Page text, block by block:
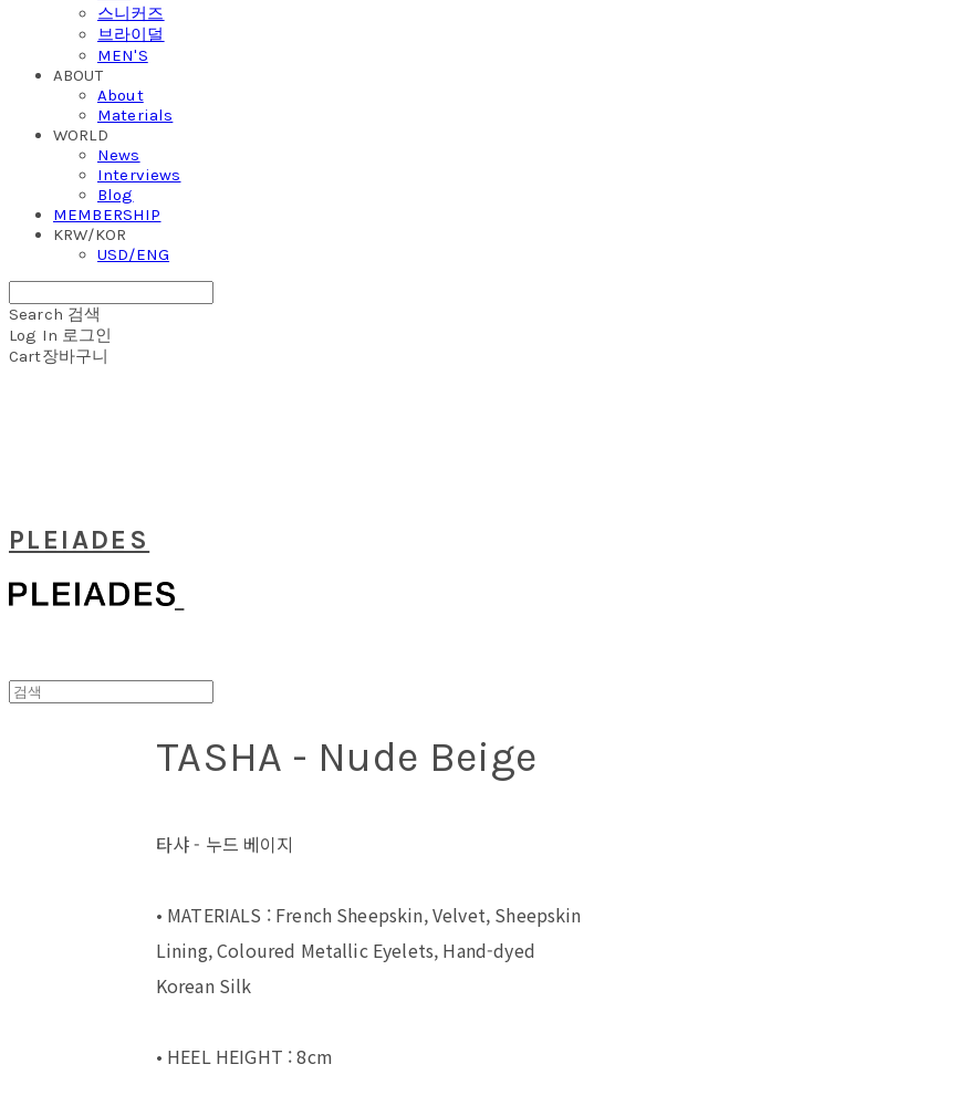
스니커즈
브라이덜
MEN'S
ABOUT
About
Materials
WORLD
News
Interviews
Blog
MEMBERSHIP
KRW/KOR
USD/ENG
Search 검색
Log In 로그인
Cart장바구니
PLEIADES
TASHA - Nude Beige
타샤 - 누드 베이지
• MATERIALS : French Sheepskin, Velvet, Sheepskin
Lining, Coloured Metallic Eyelets, Hand-dyed
Korean Silk
• HEEL HEIGHT : 8cm